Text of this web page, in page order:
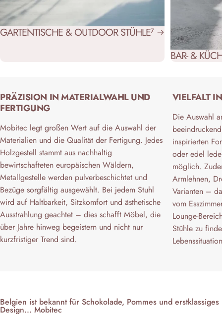
GARTENTISCHE & OUTDOOR STÜHLE7
BAR- &
PRÄZISION IN MATERIALWAHL UND
FERTIGUNG
Mobitec legt großen Wert auf die Auswahl der
Materialien und die Qualität der Fertigung. Jedes
Holzgestell stammt aus nachhaltig
bewirtschafteten europäischen Wäldern,
Metallgestelle werden pulverbeschichtet und
Bezüge sorgfältig ausgewählt. Bei jedem Stuhl
wird auf Haltbarkeit, Sitzkomfort und ästhetische
Ausstrahlung geachtet – dies schafft Möbel, die
über Jahre hinweg begeistern und nicht nur
kurzfristiger Trend sind.
VIELFALT
Die Auswahl
inspirierten
oder edel
möglich.
Armlehnen,
Varianten –
vom
Lounge-
Stühle zu
Belgien ist bekannt für Schokolade, Pommes und erstklassiges
Design... Mobitec